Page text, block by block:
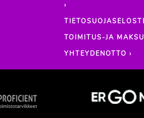
›
TOIMITUS-JA
YHTEYDENOTTO ›